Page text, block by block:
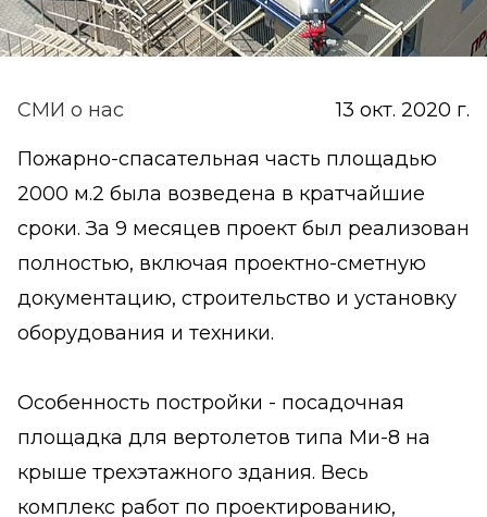
СМИ о нас 13 окт. 2020 г.
Пожарно-спасательная часть площадью
2000 м.2 была возведена в кратчайшие
сроки. За 9 месяцев проект был реализован
полностью, включая проектно-сметную
документацию, строительство и установку
оборудования и техники.
Особенность постройки - посадочная
площадка для вертолетов типа Ми-8 на
крыше трехэтажного здания. Весь
комплекс работ по проектированию,